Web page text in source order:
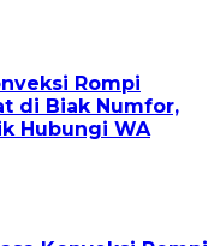
Rompi
di Biak Numfor,
Hubungi WA